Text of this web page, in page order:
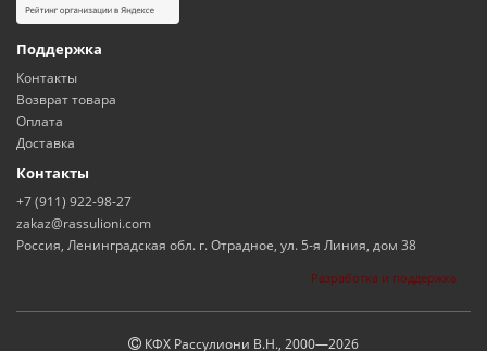
Поддержка
Контакты
Возврат товара
Оплата
Доставка
Контакты
+7 (911) 922-98-27
zakaz@rassulioni.com
Россия, Ленинградская обл. г. Отрадное, ул. 5-я Линия, дом 38
Разработка и поддержка
КФХ Рассулиони В.Н., 2000—2026